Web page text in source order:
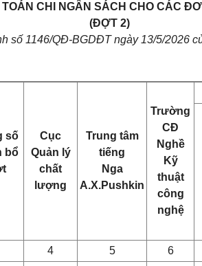
CHI NGÂN SÁCH CHO CÁC
(ĐỢT 2)
số 1146/QĐ-BGDĐT ngày 13/5/2026
số
bổ
Cục
Quản lý
chất
lượng
Trung tâm
tiếng
Nga
A.X.Pushkin
Trường
CĐ
Nghề
Kỹ
thuật
công
nghệ
4 5 6